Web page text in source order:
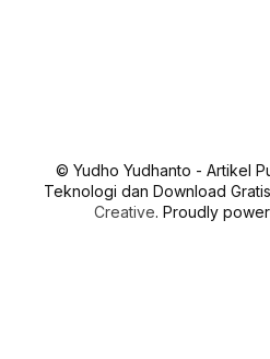
© Yudho Yudhanto - Artikel
Teknologi dan Download
Creative. Proudly